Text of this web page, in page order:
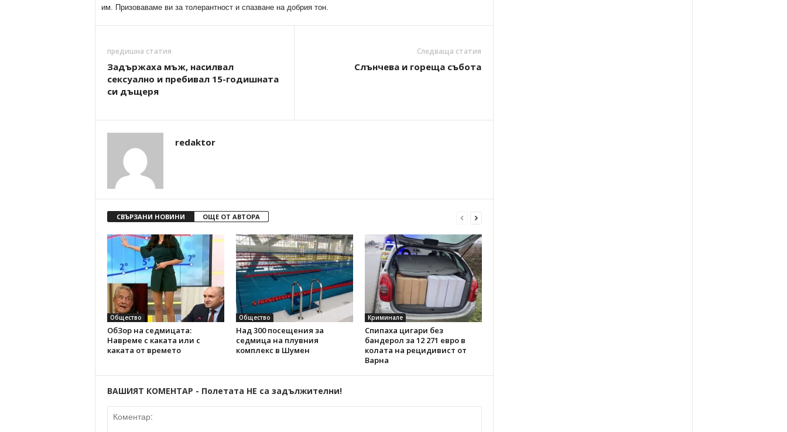
им. Призоваваме ви за толерантност и спазване на добрия тон.
предишна статия
Задържаха мъж, насилвал
сексуално и пребивал 15-годишната
си дъщеря
Следваща статия
Слънчева и гореща събота
redaktor
СВЪРЗАНИ НОВИНИ ОЩЕ ОТ АВТОРА
Общество
ОбЗор на седмицата:
Навреме с каката или с
каката от времето
Общество
Над 300 посещения за
седмица на плувния
комплекс в Шумен
Криминале
Спипаха цигари без
бандерол за 12 271 евро в
колата на рецидивист от
Варна
ВАШИЯТ КОМЕНТАР - Полетата НЕ са задължителни!